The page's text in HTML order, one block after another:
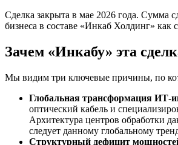
Сделка закрыта в мае 2026 года. Сумма
бизнеса в составе «Инкаб Холдинг» как
Зачем «Инкабу» эта
Мы видим три ключевые причины, по
Глобальная трансформация ИТ-
оптический кабель и
Архитектура центров обработки
следует данному глобальному
Структурный дефицит